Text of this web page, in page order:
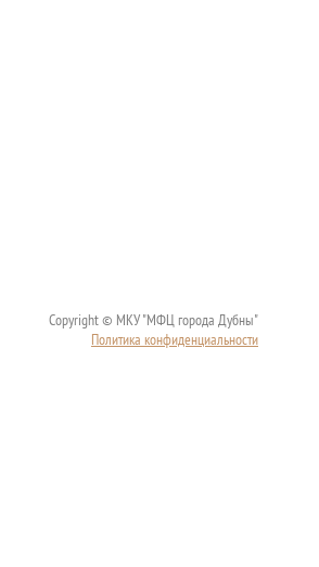
Copyright © МКУ "МФЦ города Дубны"
Политика конфиденциальности